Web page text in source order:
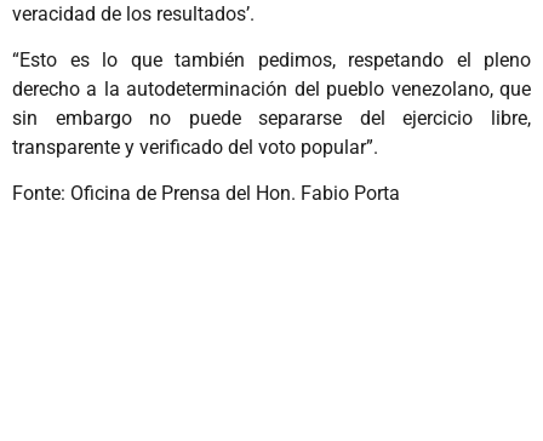
veracidad de los resultados’.
“Esto es lo que también pedimos, respetando el pleno
derecho a la autodeterminación del pueblo venezolano, que
sin embargo no puede separarse del ejercicio libre,
transparente y verificado del voto popular”.
Fonte: Oficina de Prensa del Hon. Fabio Porta